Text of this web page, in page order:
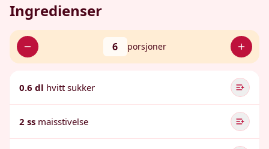
Ingredienser
6 porsjoner
0.6 dl hvitt sukker
2 ss maisstivelse